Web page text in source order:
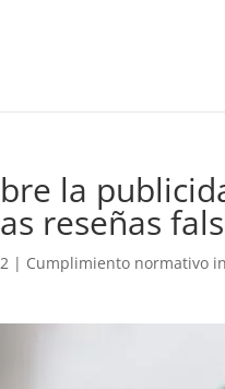
la
reseñas
| Cumplimiento normativo